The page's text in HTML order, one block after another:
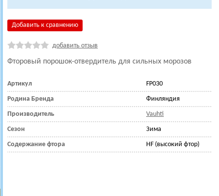
Добавить к сравнению
добавить отзыв
Фторовый порошок-отвердитель для сильных морозов
Артикул FP030
Родина Бренда Финляндия
Производитель Vauhti
Сезон Зима
Содержание фтора HF (высокий фтор)